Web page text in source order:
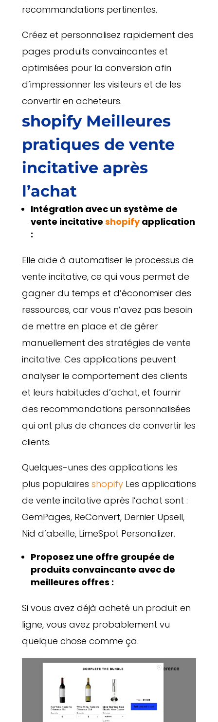
recommandations pertinentes.
Créez et personnalisez rapidement des
pages produits convaincantes et
optimisées pour la conversion afin
d’impressionner les visiteurs et de les
convertir en acheteurs.
shopifyMeilleures
pratiques de vente
incitative après
l’achat
Intégration avec un système de
vente incitative shopifyapplication
:
Elle aide à automatiser le processus de
vente incitative, ce qui vous permet de
gagner du temps et d’économiser des
ressources, car vous n’avez pas besoin
de mettre en place et de gérer
manuellement des stratégies de vente
incitative. Ces applications peuvent
analyser le comportement des clients
et leurs habitudes d’achat, et fournir
des recommandations personnalisées
qui ont plus de chances de convertir les
clients.
Quelques-unes des applications les
plus populaires shopifyLes applications
de vente incitative après l’achat sont :
GemPages, ReConvert, Dernier Upsell,
Nid d’abeille, LimeSpot Personalizer.
Proposez une offre groupée de
produits convaincante avec de
meilleures offres :
Si vous avez déjà acheté un produit en
ligne, vous avez probablement vu
quelque chose comme ça.